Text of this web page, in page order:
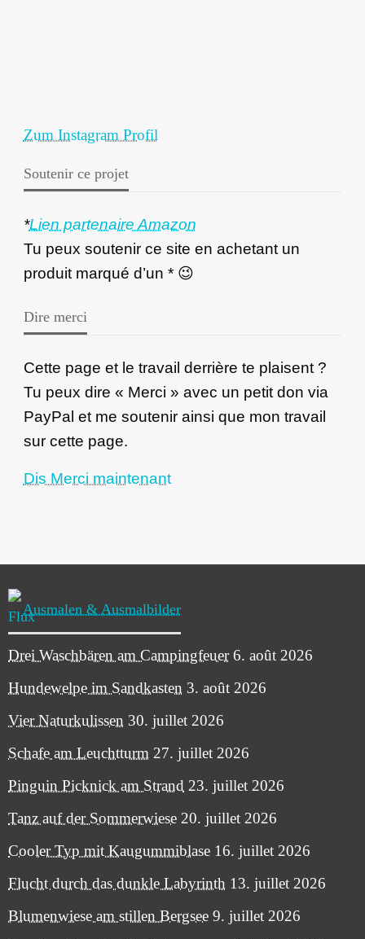
Zum Instagram Profil
Soutenir ce projet
*Lien partenaire Amazon
Tu peux soutenir ce site en achetant un
produit marqué d’un * 😉
Dire merci
Cette page et le travail derrière te plaisent ?
Tu peux dire « Merci » avec un petit don via
PayPal et me soutenir ainsi que mon travail
sur cette page.
Dis Merci maintenant
Ausmalen & Ausmalbilder
Drei Waschbären am Campingfeuer 6. août 2026
Hundewelpe im Sandkasten 3. août 2026
Vier Naturkulissen 30. juillet 2026
Schafe am Leuchtturm 27. juillet 2026
Pinguin Picknick am Strand 23. juillet 2026
Tanz auf der Sommerwiese 20. juillet 2026
Cooler Typ mit Kaugummiblase 16. juillet 2026
Flucht durch das dunkle Labyrinth 13. juillet 2026
Blumenwiese am stillen Bergsee 9. juillet 2026